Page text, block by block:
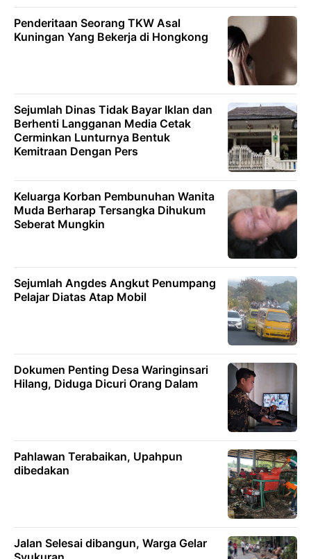
Penderitaan Seorang TKW Asal
Kuningan Yang Bekerja di Hongkong
Sejumlah Dinas Tidak Bayar Iklan dan
Berhenti Langganan Media Cetak
Cerminkan Lunturnya Bentuk
Kemitraan Dengan Pers
Keluarga Korban Pembunuhan Wanita
Muda Berharap Tersangka Dihukum
Seberat Mungkin
Sejumlah Angdes Angkut Penumpang
Pelajar Diatas Atap Mobil
Dokumen Penting Desa Waringinsari
Hilang, Diduga Dicuri Orang Dalam
Pahlawan Terabaikan, Upahpun
dibedakan
Jalan Selesai dibangun, Warga Gelar